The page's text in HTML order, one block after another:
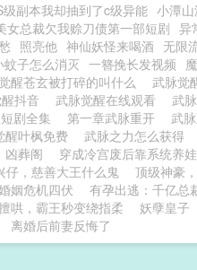
级副本我却抽到了c级异能 小潭
女总裁欠我赊刀债第一部短剧 异
照亮他 神仙妖怪来喝酒 无限
蚊子怎么消灭 一簪挽长发视频
醒苍玄被打碎的叫什么 武脉觉
抖音 武脉觉醒在线观看 武
剧全集 第一章武脉重开 武
醒叶枫免费 武脉之力怎么获得
凶葬阁 穿成冷宫废后靠系统养
仔，慈善大王什么鬼
顶级神豪
姻危机四伏 有孕出逃：千亿总
哄，霸王秒变绕指柔 妖孽皇子
离婚后前妻反悔了